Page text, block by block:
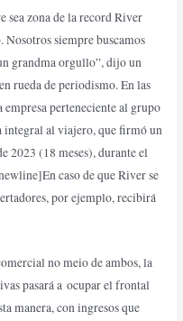
sea zona de la record River
siempre buscamos
grandma orgullo”, dijo un
rueda de periodismo. En las
perteneciente al grupo
integral al viajero, que firmó un
2023 (18 meses), durante el
caso de que River se
por ejemplo, recibirá
no meio de ambos, la
pasará a ocupar el frontal
manera, con ingresos que